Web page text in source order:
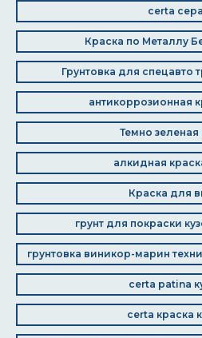
certa
Краска по Металлу
Грунтовка для спецавто
антикоррозионная
Темно зеленая
алкидная
Краска для
грунт для покраски
грунтовка виникор-марин
certa patina
certa краска